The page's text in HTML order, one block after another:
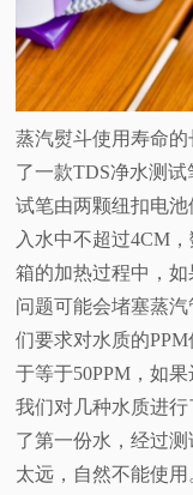
蒸汽熨斗使用寿命
了一款TDS净水测
试笔由两颗纽扣电
入水中不超过4CM
箱的加热过程中，
问题可能会堵塞蒸
们要求对水质的
于等于50PPM，如
我们对几种水质进
了第一份水，经过
太远，自然不能使